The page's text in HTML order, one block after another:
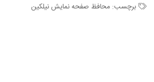
برچسب:محافظ صفحه نمایش نیلکین